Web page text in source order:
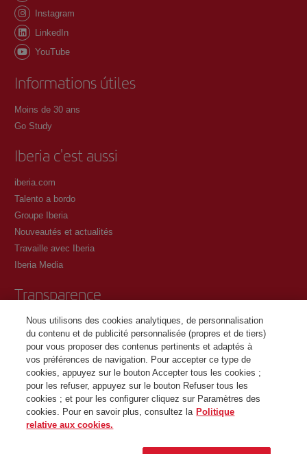
Instagram
LinkedIn
YouTube
Informations útiles
Moins de 30 ans
Go Study
Iberia c'est aussi
iberia.com
Talento a bordo
Groupe Iberia
Nouveautés et actualités
Travaille avec Iberia
Iberia Media
Transparence
Conditions générales du programme Iberia Club
Conditions d'inscription sur iberia.com
Politique de protection des données personnelles
Gestion et politique relative aux cookies
Contactez
©Iberia Joven 2026. Tous droits réservés.
Nous utilisons des cookies analytiques, de personnalisation
du contenu et de publicité personnalisée (propres et de tiers)
pour vous proposer des contenus pertinents et adaptés à
vos préférences de navigation. Pour accepter ce type de
cookies, appuyez sur le bouton Accepter tous les cookies ;
pour les refuser, appuyez sur le bouton Refuser tous les
cookies ; et pour les configurer cliquez sur Paramètres des
cookies. Pour en savoir plus, consultez la Politique
relative aux cookies.